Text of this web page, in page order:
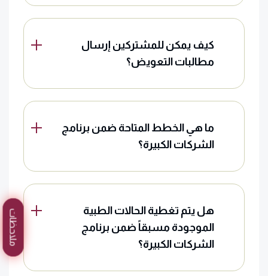
كيف يمكن للمشتركين إرسال
مطالبات التعويض؟
ما هي الخطط المتاحة ضمن برنامج
الشركات الكبيرة؟
هل يتم تغطية الحالات الطبية
الموجودة مسبقاً ضمن برنامج
الشركات الكبيرة؟
ملاحظات